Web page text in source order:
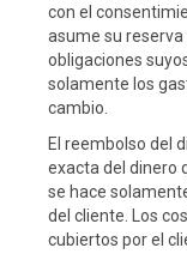
con el
asume su
obligaciones
solamente los
cambio.
El reembolso del
exacta del dinero
se hace
del cliente. Los
cubiertos por el